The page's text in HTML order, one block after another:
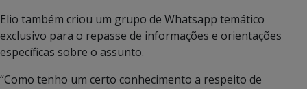
Elio também criou um grupo de Whatsapp temático
exclusivo para o repasse de informações e orientações
específicas sobre o assunto.
“Como tenho um certo conhecimento a respeito de